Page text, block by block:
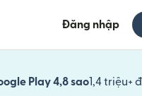
Đăng nhập
Play 4,8 sao1,4 triệu+